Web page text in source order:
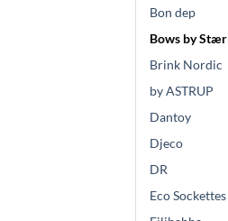
Bon dep
Bows by Stær
Brink Nordic
by ASTRUP
Dantoy
Djeco
DR
Eco Sockettes